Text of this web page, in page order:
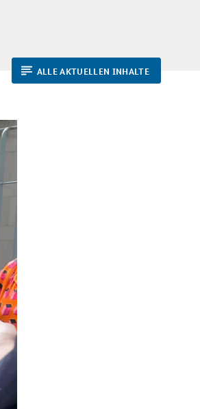
ALLE AKTUELLEN INHALTE